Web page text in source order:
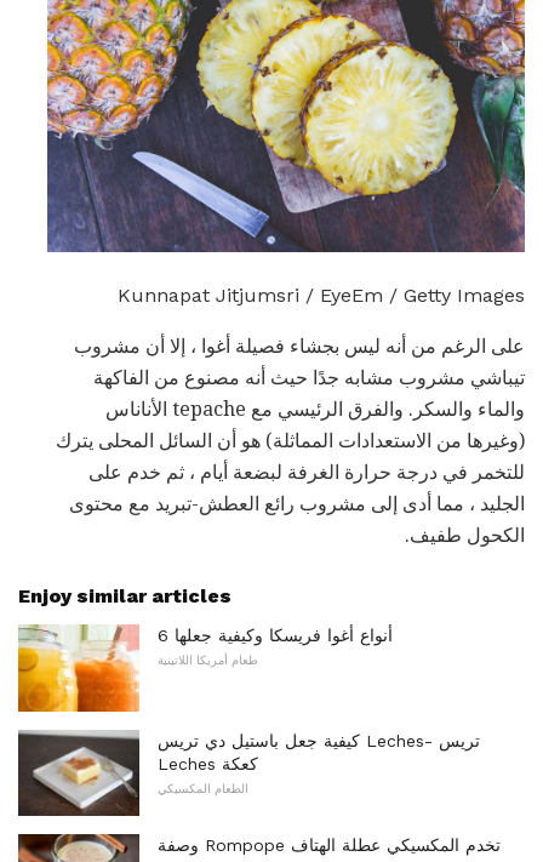
Kunnapat Jitjumsri / EyeEm / Getty Images
على الرغم من أنه ليس بجشاء فصيلة أغوا ، إلا أن مشروب
تيباشي مشروب مشابه جدًا حيث أنه مصنوع من الفاكهة
والماء والسكر. والفرق الرئيسي مع tepache الأناناس
(وغيرها من الاستعدادات المماثلة) هو أن السائل المحلى يترك
للتخمر في درجة حرارة الغرفة لبضعة أيام ، ثم خدم على
الجليد ، مما أدى إلى مشروب رائع العطش-تبريد مع محتوى
الكحول طفيف.
Enjoy similar articles
6 أنواع أغوا فريسكا وكيفية جعلها
طعام أمريكا اللاتينية
كيفية جعل باستيل دي تريس Leches- تريس
Leches كعكة
الطعام المكسيكي
وصفة Rompope تخدم المكسيكي عطلة الهتاف